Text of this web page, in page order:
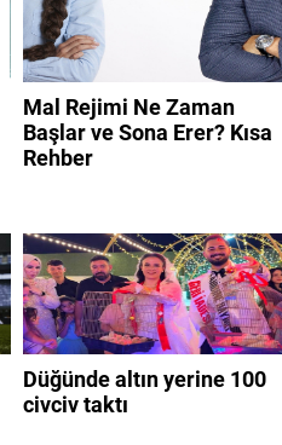
Mal Rejimi Ne Zaman
Başlar ve Sona Erer? Kısa
Rehber
Düğünde altın yerine 100
civciv taktı